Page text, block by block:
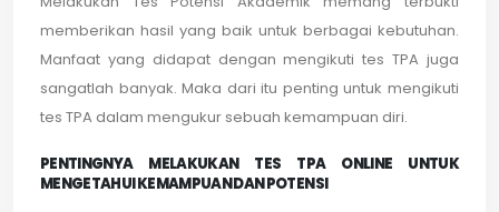
memberikan hasil yang baik untuk berbagai kebutuhan.
Manfaat yang didapat dengan mengikuti tes TPA juga
sangatlah banyak. Maka dari itu penting untuk mengikuti
tes TPA dalam mengukur sebuah kemampuan diri.
PENTINGNYA MELAKUKAN TES TPA ONLINE UNTUK
MENGETAHUI KEMAMPUAN DAN POTENSI